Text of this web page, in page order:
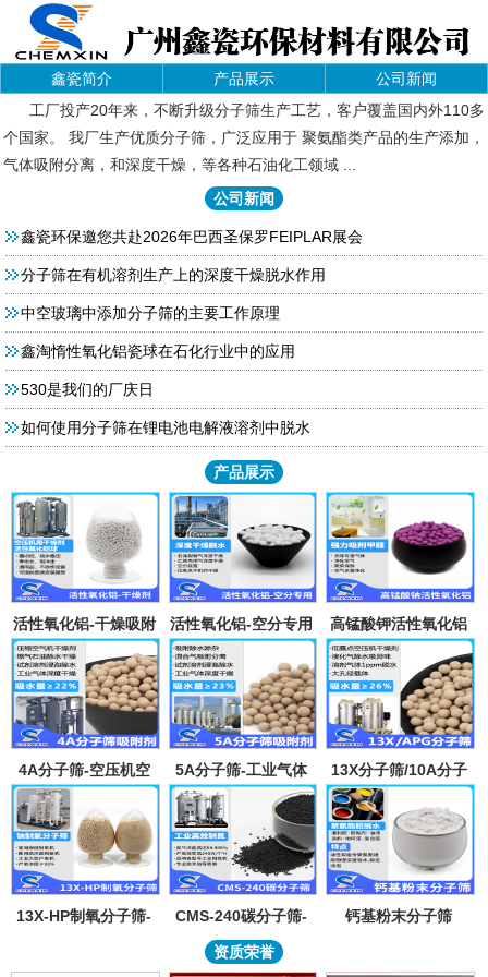
鑫瓷简介 产品展示
公司新闻
工厂投产20年来，不断升级分子筛生产工艺，客户覆盖国内外110多
个国家。 我厂生产优质分子筛，广泛应用于 聚氨酯类产品的生产添加，
气体吸附分离，和深度干燥，等各种石油化工领域 ...
公司新闻
鑫瓷环保邀您共赴2026年巴西圣保罗FEIPLAR展会
分子筛在有机溶剂生产上的深度干燥脱水作用
中空玻璃中添加分子筛的主要工作原理
鑫淘惰性氧化铝瓷球在石化行业中的应用
530是我们的厂庆日
如何使用分子筛在锂电池电解液溶剂中脱水
产品展示
活性氧化铝-干燥吸附
活性氧化铝-空分专用
吸附剂
高锰酸钾活性氧化铝
4A分子筛-空压机空
气气体吸水干燥颗粒-
溶剂试剂深度除水分
子筛吸附球
5A分子筛-工业气体
吸附纯化-溶剂深度除
水-混合气吸附分离
13X分子筛/10A分子
筛-lpglng燃气干燥除
异味除杂-空气低露点
干燥
13X-HP制氧分子筛-
筛95氧浓度-制氧钠分
CMS-240碳分子筛-
工业制氮机吸附剂炭
分子筛-99.999%浓度
钙基粉末分子筛
资质荣誉